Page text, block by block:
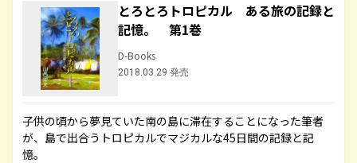
とろとろトロピカル ある旅の記録と
記憶。 第1巻
D-Books
2018.03.29 発売
子供の頃から夢見ていた南の島に滞在することになった筆者
が、島で出合うトロピカルでマジカルな45日間の記録と記
憶。